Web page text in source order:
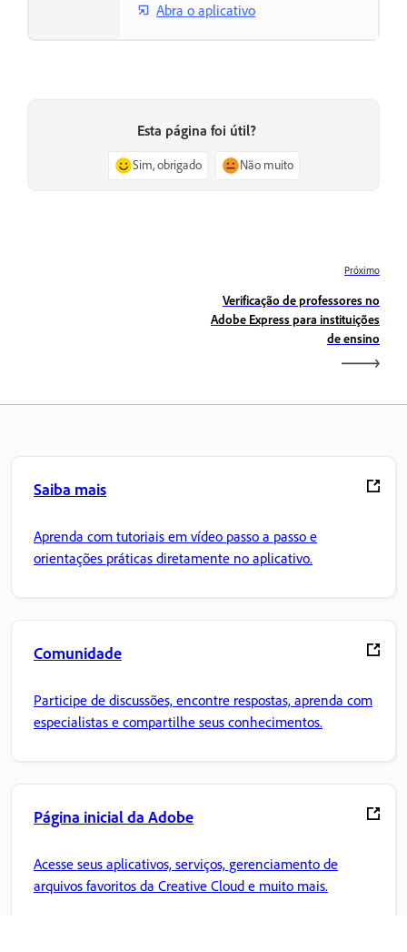
Abra o aplicativo
Esta página foi útil?
Sim, obrigado Não muito
Próximo
Verificação de professores no
Adobe Express para instituições
de ensino
Saiba mais
Aprenda com tutoriais em vídeo passo a passo e
orientações práticas diretamente no aplicativo.
Comunidade
Participe de discussões, encontre respostas, aprenda com
especialistas e compartilhe seus conhecimentos.
Página inicial da Adobe
Acesse seus aplicativos, serviços, gerenciamento de
arquivos favoritos da Creative Cloud e muito mais.